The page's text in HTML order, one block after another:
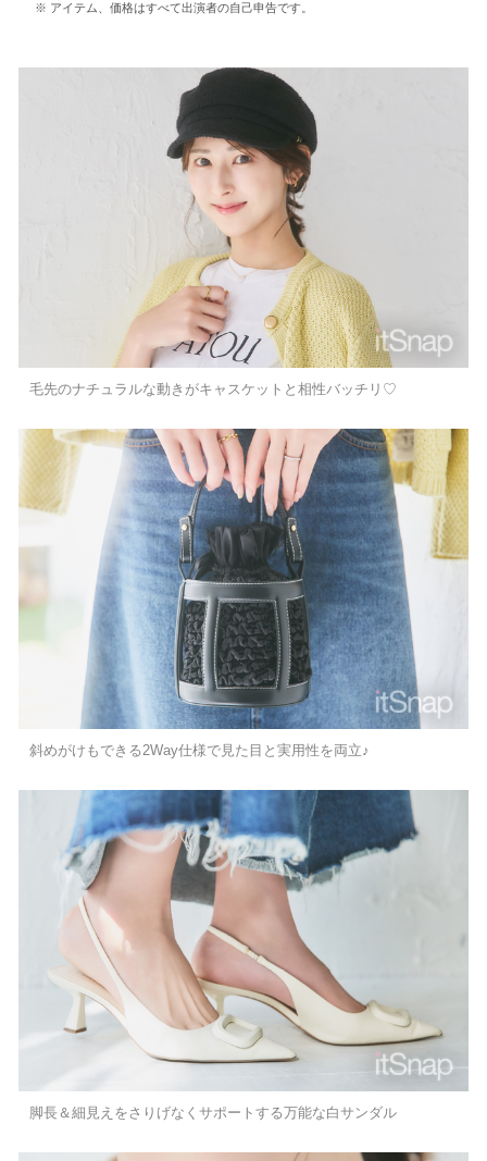
アイテム、価格はすべて出演者の自己申告です。
毛先のナチュラルな動きがキャスケットと相性バッチリ♡
斜めがけもできる2Way仕様で見た目と実用性を両立♪
脚長＆細見えをさりげなくサポートする万能な白サンダル